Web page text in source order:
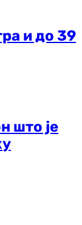
и до 39
што је